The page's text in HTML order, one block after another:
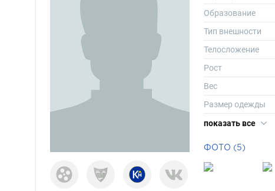
Образование
Тип внешности
Телосложение
Рост
Вес
Размер одежды
Размер обуви
показать все
ФОТО (5)